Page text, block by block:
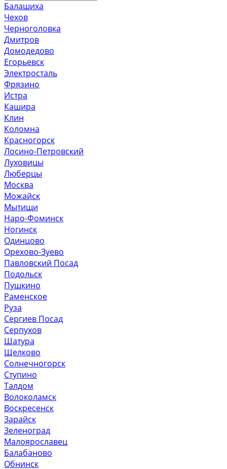
Балашиха
Чехов
Черноголовка
Дмитров
Домодедово
Егорьевск
Электросталь
Фрязино
Истра
Кашира
Клин
Коломна
Красногорск
Лосино-Петровский
Луховицы
Люберцы
Москва
Можайск
Мытищи
Наро-Фоминск
Ногинск
Одинцово
Орехово-Зуево
Павловский Посад
Подольск
Пушкино
Раменское
Руза
Сергиев Посад
Серпухов
Шатура
Щелково
Солнечногорск
Ступино
Талдом
Волоколамск
Воскресенск
Зарайск
Зеленоград
Малоярославец
Балабаново
Обнинск